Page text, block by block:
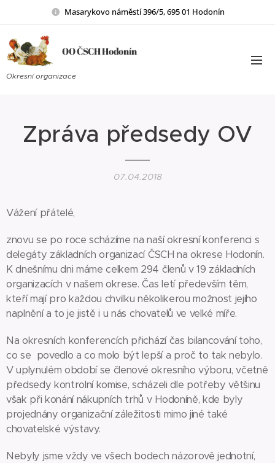
Masarykovo náměstí 396/5, 695 01 Hodonín
OO ČSCH Hodonín
Okresní organizace
Zpráva předsedy OV
07.04.2018
Vážení přátelé,
znovu se po roce scházíme na naší okresní konferenci s
delegáty základních organizací ČSCH na okrese Hodonín.
K dnešnímu dni máme celkem 294 členů v 19 základních
organizacích v našem okrese. Čas letí především těm,
kteří mají pro každou chvilku několikerou možnost jejího
naplnění a to je jistě i u nás chovatelů ve velké míře.
Na okresních konferencích přichází čas bilancování toho,
co se povedlo a co molo být lepší a proč to tak nebylo.
V uplynulém období se členové okresního výboru, včetně
předsedy kontrolní komise, scházeli dle potřeby většinu
však při konání nákupních trhů v Hodoníně, kde byly
projednány organizační záležitosti mimo jiné také
chovatelské výstavy.
Nebyly jsme vždy ve všech bodech názorově jednotní,